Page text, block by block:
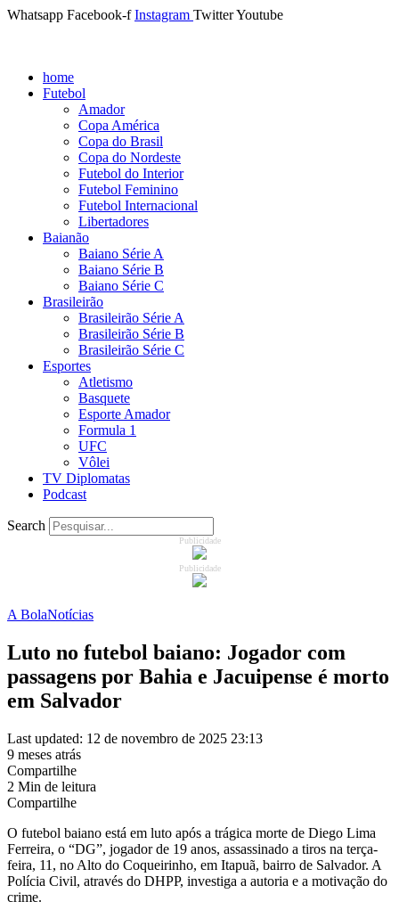
Whatsapp Facebook-f Instagram TwitterYoutube
home
Futebol
Amador
Copa América
Copa do Brasil
Copa do Nordeste
Futebol do Interior
Futebol Feminino
Futebol Internacional
Libertadores
Baianão
Baiano Série A
Baiano Série B
Baiano Série C
Brasileirão
Brasileirão Série A
Brasileirão Série B
Brasileirão Série C
Esportes
Atletismo
Basquete
Esporte Amador
Formula 1
UFC
Vôlei
TV Diplomatas
Podcast
Search
Publicidade
Publicidade
A BolaNotícias
Luto no futebol baiano: Jogador com
passagens por Bahia e Jacuipense é morto
em Salvador
Last updated: 12 de novembro de 2025 23:13
9 meses atrás
Compartilhe
2 Min de leitura
Compartilhe
O futebol baiano está em luto após a trágica morte de Diego Lima
Ferreira, o “DG”, jogador de 19 anos, assassinado a tiros na terça-
feira, 11, no Alto do Coqueirinho, em Itapuã, bairro de Salvador. A
Polícia Civil, através do DHPP, investiga a autoria e a motivação do
crime.